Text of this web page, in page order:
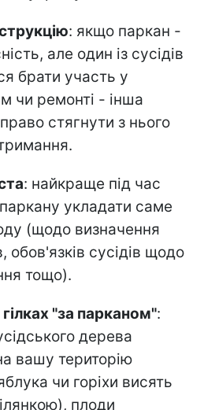
: якщо паркан -
але один із сусідів
брати участь у
чи ремонті - інша
стягнути з нього
: найкраще під час
укладати саме
(щодо визначення
обов'язків сусідів щодо
тощо).
"за парканом":
дерева
вашу територію
чи горіхи висять
плоди